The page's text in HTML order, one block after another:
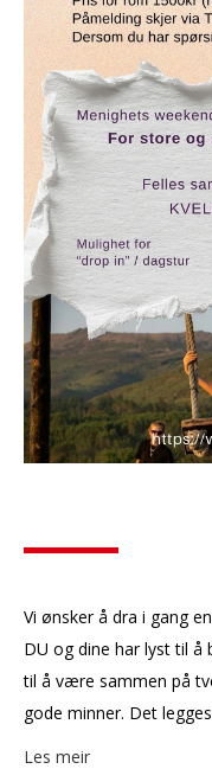
Vi ønsker å dra i gang
DU og dine har lyst til
til å være sammen på
gode minner. Det
Les meir